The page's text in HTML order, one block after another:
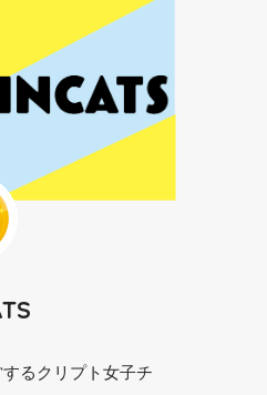
るクリプト女子チ